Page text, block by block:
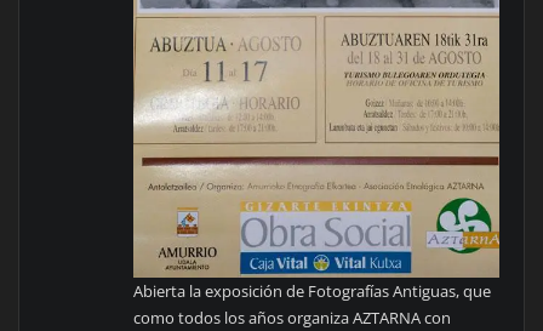
Abierta la exposición de Fotografías Antiguas, que
como todos los años organiza AZTARNA con